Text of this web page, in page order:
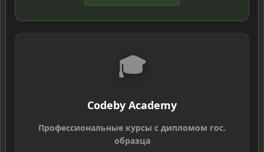
🎓
Codeby Academy
Профессиональные курсы с дипломом гос.
образца